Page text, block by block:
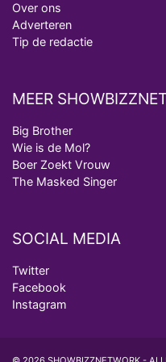
Over ons
Adverteren
Tip de redactie
MEER
Big Brother
Wie is de Mol?
Boer Zoekt Vrouw
The Masked Singer
SOCIAL MEDIA
Twitter
Facebook
Instagram